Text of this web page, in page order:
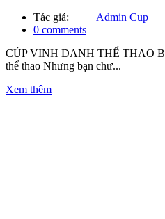
Tác giả:
Admin Cup
0 comments
CÚP VINH DANH THỂ THAO
thể thao Nhưng bạn chư...
Xem thêm